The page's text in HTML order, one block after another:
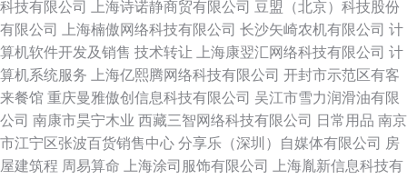
科技有限公司
上海诗诺静商贸有限公司 豆盟（北京）科技股份
有限公司
上海楠傲网络科技有限公司 长沙矢崎农机有限公司 计
算机软件开发及销售 技术转让 上海康翌汇网络科技有限公司 计
算机系统服务
上海亿熙腾网络科技有限公司 开封市示范区有客
来餐馆 重庆曼雅傲创信息科技有限公司 吴江市雪力润滑油有限
公司 南康市昊宁木业 西藏三智网络科技有限公司 日常用品 南京
市江宁区张波百货销售中心 分享乐（深圳）自媒体有限公司 房
屋建筑程 周易算命 上海涂司服饰有限公司
上海胤新信息科技有